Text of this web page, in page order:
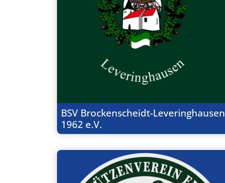
BSV Brockenscheidt-Leveringhausen
1962 e.V.